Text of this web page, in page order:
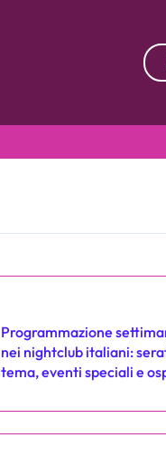
Programmazione
nei nightclub italiani:
tema, eventi speciali e